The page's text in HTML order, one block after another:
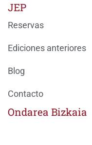
Ondarea Bizkaia
JEP
Reservas
Ediciones anteriores
Blog
Contacto